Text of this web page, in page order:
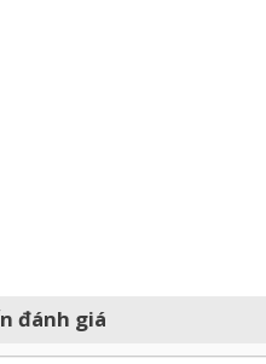
đánh giá